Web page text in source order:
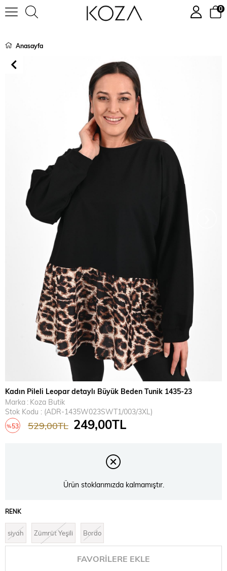
0
Anasayfa
Kadın Pileli Leopar detaylı Büyük Beden Tunik 1435-23
Marka : Koza Butik
Stok Kodu
(ADR-1435W023SWT1/003/3XL)
%53 529,00TL 249,00TL
Ürün stoklarımızda kalmamıştır.
RENK
siyah Zümrüt Yeşili Bordo
FAVORILERE EKLE